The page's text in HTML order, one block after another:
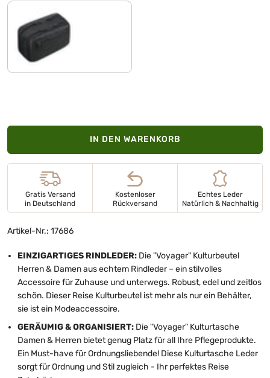
schwarz
IN DEN WARENKORB
Gratis Versand
in Deutschland
Kostenloser
Rückversand
Echtes Leder
Natürlich & Nachhaltig
Artikel-Nr.: 17686
EINZIGARTIGES RINDLEDER: Die "Voyager" Kulturbeutel
Herren & Damen aus echtem Rindleder – ein stilvolles
Accessoire für Zuhause und unterwegs. Robust, edel und zeitlos
schön. Dieser Reise Kulturbeutel ist mehr als nur ein Behälter,
sie ist ein Modeaccessoire.
GERÄUMIG & ORGANISIERT: Die "Voyager" Kulturtasche
Damen & Herren bietet genug Platz für all Ihre Pflegeprodukte.
Ein Must-have für Ordnungsliebende! Diese Kulturtasche Leder
sorgt für Ordnung und Stil zugleich - Ihr perfektes Reise